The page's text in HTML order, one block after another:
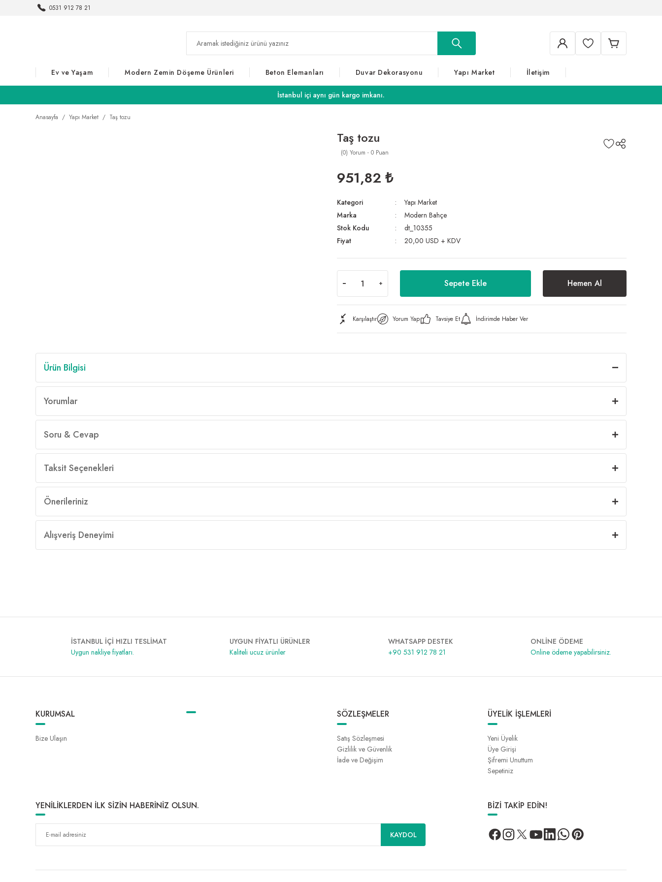
0531 912 78 21
Ev ve Yaşam Modern Zemin Döşeme Ürünleri Beton Elemanları Duvar Dekorasyonu Yapı Market İletişim
İstanbul içi aynı gün kargo imkanı.
Anasayfa Yapı Market Taş tozu
Taş tozu
(0) Yorum - 0 Puan
951,82 ₺
Kategori
Yapı Market
Marka
Modern Bahçe
Stok Kodu
dt_10355
Fiyat
20,00 USD + KDV
Sepete Ekle Hemen Al
Karşılaştır Yorum Yap Tavsiye Et İndirimde Haber Ver
Ürün Bilgisi
Yorumlar
Soru & Cevap
Taksit Seçenekleri
Önerileriniz
Alışveriş Deneyimi
İSTANBUL İÇİ HIZLI TESLİMAT
Uygun nakliye fiyatları.
UYGUN FİYATLI ÜRÜNLER
Kaliteli ucuz ürünler
WHATSAPP DESTEK
+90 531 912 78 21
ONLİNE ÖDEME
Online ödeme yapabilirsiniz.
KURUMSAL
Bize Ulaşın
SÖZLEŞMELER
Satış Sözleşmesi
Gizlilik ve Güvenlik
İade ve Değişim
ÜYELİK İŞLEMLERİ
Yeni Üyelik
Üye Girişi
Şifremi Unuttum
Sepetiniz
YENİLİKLERDEN İLK SİZİN HABERİNİZ OLSUN.
KAYDOL
BİZİ TAKİP EDİN!